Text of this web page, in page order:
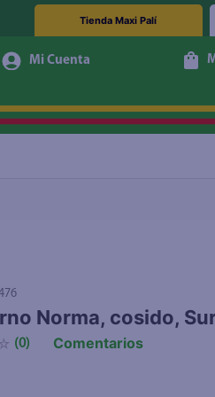
Tienda Maxi Palí
Norma, cosido,
☆ (0) Comentarios